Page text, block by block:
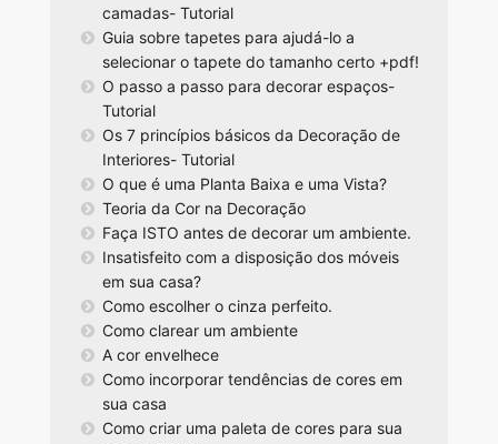
camadas- Tutorial
Guia sobre tapetes para ajudá-lo a
selecionar o tapete do tamanho certo +pdf!
O passo a passo para decorar espaços-
Tutorial
Os 7 princípios básicos da Decoração de
Interiores- Tutorial
O que é uma Planta Baixa e uma Vista?
Teoria da Cor na Decoração
Faça ISTO antes de decorar um ambiente.
Insatisfeito com a disposição dos móveis
em sua casa?
Como escolher o cinza perfeito.
Como clarear um ambiente
A cor envelhece
Como incorporar tendências de cores em
sua casa
Como criar uma paleta de cores para sua